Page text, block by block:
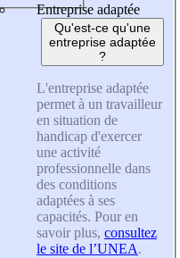
Entreprise adaptée
Qu'est-ce qu'une
entreprise adaptée
?
L'entreprise adaptée
permet à un travailleur
en situation de
handicap d'exercer
une activité
professionnelle dans
des conditions
adaptées à ses
capacités. Pour en
savoir plus, consultez
le site de l’UNEA.